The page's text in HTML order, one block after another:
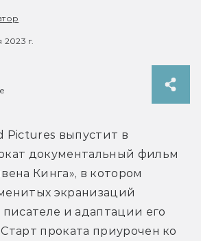
2023 г.
Pictures выпустит в
документальный фильм
Кинга», в котором
экранизаций
писателе и адаптации его
проката приурочен ко